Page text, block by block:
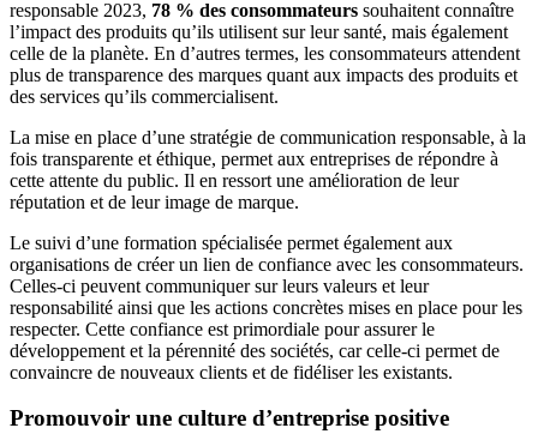
responsable 2023, 78 % des consommateurs souhaitent connaître
l’impact des produits qu’ils utilisent sur leur santé, mais également
celle de la planète. En d’autres termes, les consommateurs attendent
plus de transparence des marques quant aux impacts des produits et
des services qu’ils commercialisent.
La mise en place d’une stratégie de communication responsable, à la
fois transparente et éthique, permet aux entreprises de répondre à
cette attente du public. Il en ressort une amélioration de leur
réputation et de leur image de marque.
Le suivi d’une formation spécialisée permet également aux
organisations de créer un lien de confiance avec les consommateurs.
Celles-ci peuvent communiquer sur leurs valeurs et leur
responsabilité ainsi que les actions concrètes mises en place pour les
respecter. Cette confiance est primordiale pour assurer le
développement et la pérennité des sociétés, car celle-ci permet de
convaincre de nouveaux clients et de fidéliser les existants.
Promouvoir une culture d’entreprise positive